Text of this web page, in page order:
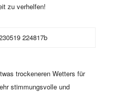
zu verhelfen!
trockeneren Wetters für
stimmungsvolle und